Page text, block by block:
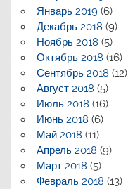
Январь 2019(6)
Декабрь 2018 (9)
Ноябрь 2018 (5)
Октябрь 2018 (16)
Сентябрь 2018 (12)
Август 2018 (5)
Июль 2018 (16)
Июнь 2018 (6)
Май 2018 (11)
Апрель 2018 (9)
Март 2018 (5)
Февраль 2018 (13)